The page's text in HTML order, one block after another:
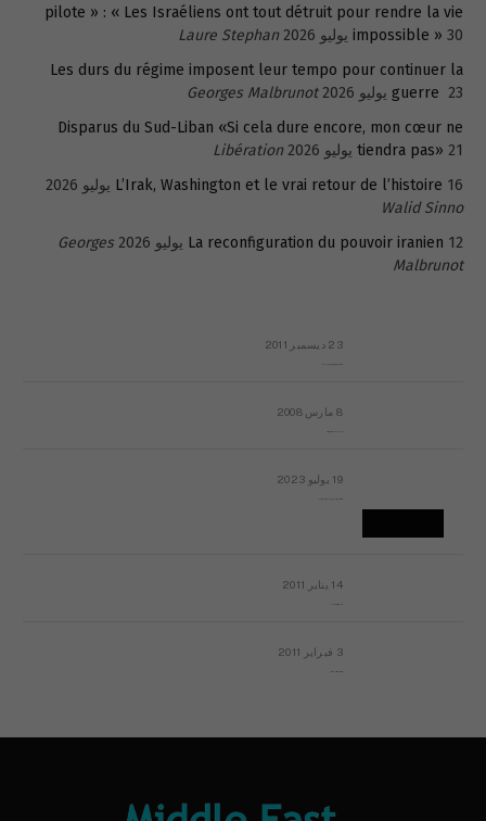
pilote » : « Les Israéliens ont tout détruit pour rendre la vie
impossible » 30 يوليو 2026
Laure Stephan
Les durs du régime imposent leur tempo pour continuer la
guerre 23 يوليو 2026
Georges Malbrunot
Disparus du Sud-Liban «Si cela dure encore, mon cœur ne
tiendra pas» 21 يوليو 2026
Libération
L’Irak, Washington et le vrai retour de l’histoire 16 يوليو 2026
Walid Sinno
La reconfiguration du pouvoir iranien 12 يوليو 2026
Georges
Malbrunot
23 ديسمبر 2011
8 مارس 2008
19 يوليو 2023
14 يناير 2011
3 فبراير 2011